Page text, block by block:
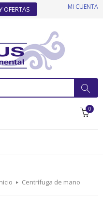
OFERTAS MI CUENTA
0
Centrífuga de mano